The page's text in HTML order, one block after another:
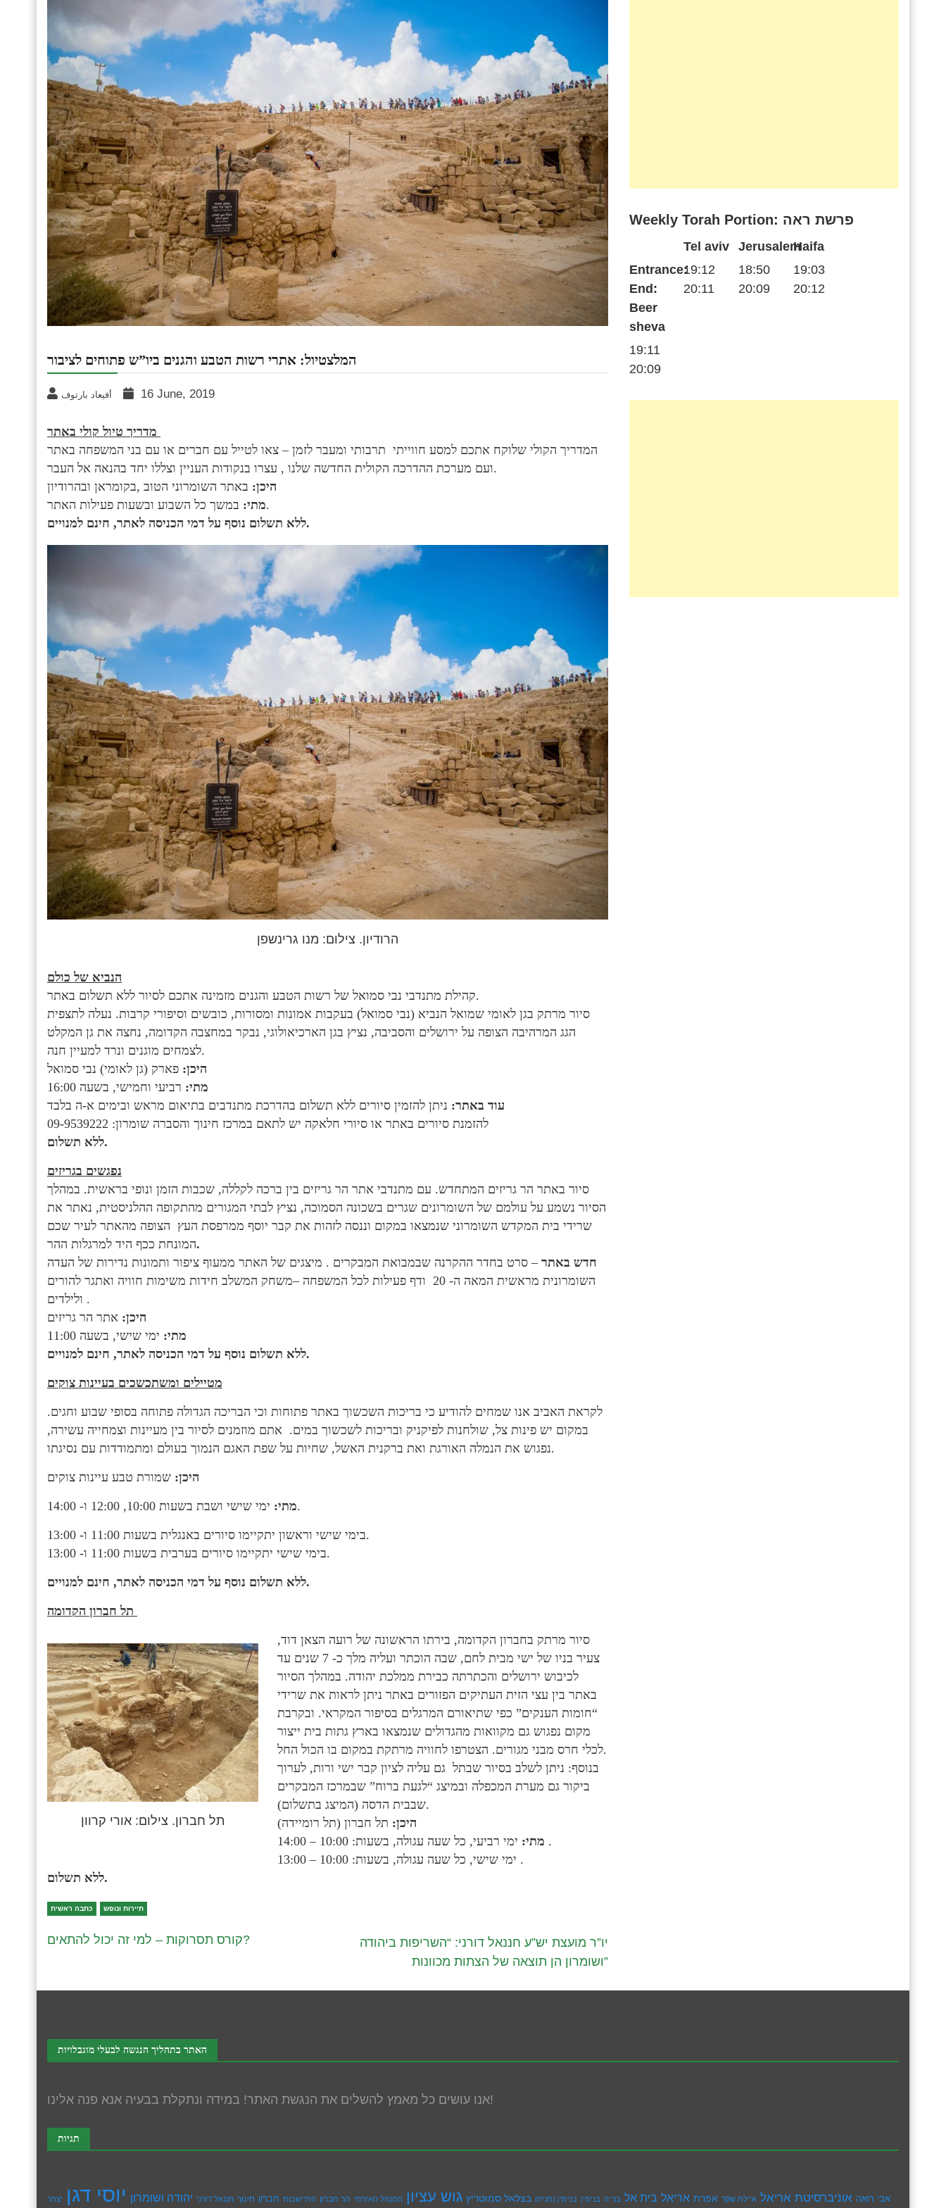
המלצטיול: אתרי רשות הטבע והגנים ביו”ש פתוחים לציבור
أفيعاد بارتوف 16 June, 2019
המדריך הקולי שלוקח אתכם למסע חווייתי תרבותי ומעבר לזמן – צאו לטייל עם חברים או עם בני המשפחה באתר
ועם מערכת ההדרכה הקולית החדשה שלנו , עצרו בנקודות העניין וצללו יחד בהנאה אל העבר.
היכן:
מתי:במשך כל השבוע ובשעות פעילות האתר.
ללא תשלום נוסף על דמי הכניסה לאתר, חינם למנויים.
הרודיון. צילום: מנו גרינשפן
הנביא של כולם
קהילת מתנדבי נבי סמואל של רשות הטבע והגנים מזמינה אתכם לסיור ללא תשלום באתר.
סיור מרתק בגן לאומי שמואל הנביא (נבי סמואל) בעקבות אמונות ומסורות, כובשים וסיפורי קרבות. נעלה לתצפית
הגג המרהיבה הצופה על ירושלים והסביבה, נציץ בגן הארכיאולוגי, נבקר במחצבה הקדומה, נחצה את גן המקלט
לצמחים מוגנים ונרד למעיין חנה.
היכן: פארק (גן לאומי) נבי סמואל
מתי:
עוד באתר: ניתן להזמין סיורים ללא תשלום בהדרכת מתנדבים בתיאום מראש ובימים א-ה בלבד
להזמנת סיורים באתר או סיורי חלאקה יש לתאם במרכז חינוך והסברה שומרון: 09-9539222
ללא תשלום.
נפגשים בגריזים
סיור באתר הר גריזים המתחדש. עם מתנדבי אתר הר גריזים בין ברכה לקללה, שכבות הזמן ונופי בראשית. במהלך
הסיור נשמע על עולמם של השומרונים שגרים בשכונה הסמוכה, נציץ לבתי המגורים מהתקופה ההלניסטית, נאתר את
שרידי בית המקדש השומרוני שנמצאו במקום וננסה לזהות את קבר יוסף ממרפסת העץ הצופה מהאתר לעיר שכם
המונחת ככף היד למרגלות ההר.
חדש באתר – סרט בחדר ההקרנה שבמבואת המבקרים . מיצגים של האתר ממעוף ציפור ותמונות נדירות של העדה
השומרונית מראשית המאה ה- 20 ודף פעילות לכל המשפחה –משחק המשלב חידות משימות חוויה ואתגר להורים
ולילדים .
היכן: אתר הר גריזים
מתי: ימי שישי, בשעה 11:00
ללא תשלום נוסף על דמי הכניסה לאתר, חינם למנויים.
מטיילים ומשתכשכים בעיינות צוקים
לקראת האביב אנו שמחים להודיע כי בריכות השכשוך באתר פתוחות וכי הבריכה הגדולה פתוחה בסופי שבוע וחגים.
במקום יש פינות צל, שולחנות לפיקניק ובריכות לשכשוך במים. אתם מוזמנים לסיור בין מעיינות וצמחייה עשירה,
נפגוש את הנמלה האורגת ואת ברקנית האשל, שחיות על שפת האגם הנמוך בעולם ומתמודדות עם נסיגתו.
היכן: שמורת טבע עיינות צוקים
מתי:ימי שישי ושבת בשעות 10:00, 12:00 ו- 14:00.
בימי שישי וראשון יתקיימו סיורים באנגלית בשעות 11:00 ו- 13:00.
בימי שישי יתקיימו סיורים בערבית בשעות 11:00 ו- 13:00.
ללא תשלום נוסף על דמי הכניסה לאתר, חינם למנויים.
תל חברון. צילום: אורי קרוון
סיור מרתק בחברון הקדומה, בירתו הראשונה של רועה הצאן דוד,
צעיר בניו של ישי מבית לחם, שבה הוכתר ועליה מלך כ- 7 שנים עד
לכיבוש ירושלים והכתרתה כבירת ממלכת יהודה. במהלך הסיור
באתר בין עצי הזית העתיקים הפזורים באתר ניתן לראות את שרידי
“חומות הענקים” כפי שתיאורם המרגלים בסיפור המקראי. ובקרבת
מקום נפגוש גם מקוואות מהגדולים שנמצאו בארץ גתות בית ייצור
לכלי חרס מבני מגורים. הצטרפו לחוויה מרתקת במקום בו הכול החל.
בנוסף: ניתן לשלב בסיור שבתל גם עליה לציון קבר ישי ורות, לערוך
ביקור גם מערת המכפלה ובמיצג “לגעת ברוח” שבמרכז המבקרים
שבבית הדסה (המיצג בתשלום).
היכן: תל חברון (תל רומיידה)
מתי: ימי רביעי, כל שעה עגולה, בשעות: 10:00 – 14:00 .
ימי שישי, כל שעה עגולה, בשעות: 10:00 – 13:00 .
ללא תשלום.
כתבה ראשית תיירות ונופש
קורס תסרוקות – למי זה יכול להתאים?
יו”ר מועצת יש”ע חננאל דורני: “השריפות ביהודה
ושומרון הן תוצאה של הצתות מכוונות”
Weekly Torah Portion: פרשת ראה
Entrance:
End:
Tel aviv
19:12
20:11
Jerusalem
18:50
20:09
Haifa
19:03
20:12
Beer
sheva
19:11
20:09
האתר בתהליך הנגשה לבעלי מוגבלויות
אנו עושים כל מאמץ להשלים את הנגשת האתר! במידה ונתקלת בבעיה אנא פנה אלינו!
תגיות
אבי רואה אוניברסיטת אריאל איילת שקד אפרת אריאל בית אל בנייה בנימין בנימין נתניהו בצלאל סמוטריץ גוש עציון המנהל האזרחי הר חברון התיישבות חברון חינוך חננאל דורני יהודה ושומרון יוסי דגן יצהר